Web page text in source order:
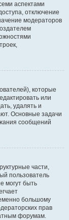
аспектами
отключение
модераторов
которые
или
удалять и
Основные задачи
сообщений
части,
пользователь
могут быть
большому
прав
форумам.